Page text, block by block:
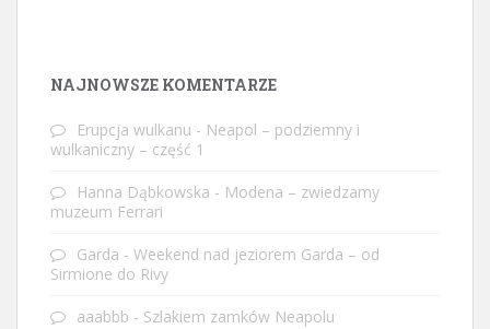
NAJNOWSZE KOMENTARZE
Erupcja wulkanu - Neapol – podziemny i
wulkaniczny – część 1
Hanna Dąbkowska - Modena – zwiedzamy
muzeum Ferrari
Garda - Weekend nad jeziorem Garda – od
Sirmione do Rivy
aaabbb - Szlakiem zamków Neapolu